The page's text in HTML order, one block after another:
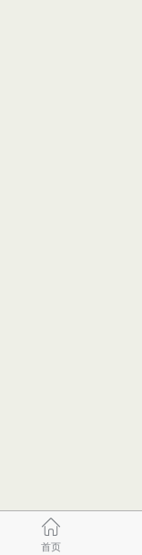
首页